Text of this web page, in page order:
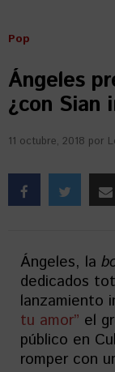
Pop
Ángeles
¿con Sian
11 octubre, 2018 por
Ángeles, la
dedicados
lanzamiento
tu amor” el
público en
romper con